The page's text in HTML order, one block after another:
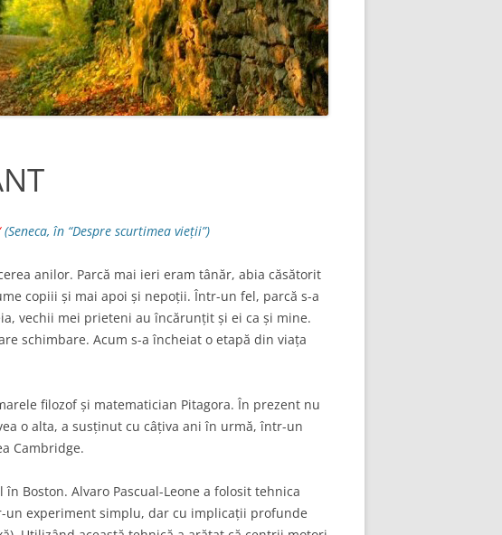
(PAG.2)
(PAG.3)
PRIETENII DE ALTADATA.POZE
VECHI.
TATAL MEU.POZE SI DOCUMENTE
VECHI.
ANI (POZE)
CALATORII 2006-2012
(Seneca, în “Despre scurtimea vieții”)
anilor. Parcă mai ieri eram tânăr, abia căsătorit
copiii și mai apoi și nepoții. Într-un fel, parcă s-a
vechii mei prieteni au încărunțit și ei ca și mine.
schimbare. Acum s-a încheiat o etapă din viața
filozof și matematician Pitagora. În prezent nu
o alta, a susținut cu câțiva ani în urmă, într-un
Cambridge.
Boston. Alvaro Pascual-Leone a folosit tehnica
un experiment simplu, dar cu implicații profunde